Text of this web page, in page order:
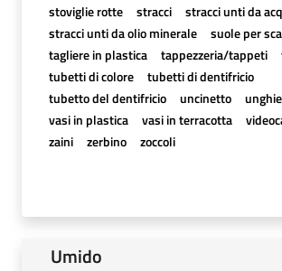
stoviglie rotte
stracci
stracci unti da
stracci unti da olio minerale
suole per
tagliere in plastica
tappezzeria/tappeti
tubetti di colore
tubetti di dentifricio
tubetto del dentifricio
uncinetto
unghie
vasi in plastica
vasi in terracotta
zaini
zerbino zoccoli
Umido